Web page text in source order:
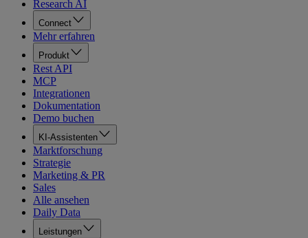
Research AI
Connect
Mehr erfahren
Produkt
Rest API
MCP
Integrationen
Dokumentation
Demo buchen
KI-Assistenten
Marktforschung
Strategie
Marketing & PR
Sales
Alle ansehen
Daily Data
Leistungen